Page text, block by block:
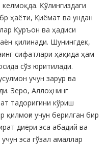
Қўлингиздаги
ҳаёти, Қиёмат ва ундан
Қуръон ва ҳадиси
қилинади. Шунингдек,
сифатлари ҳақида ҳам
сўз юритилади.
учун зарур ва
Зеро, Аллоҳнинг
тадоригини кўриш
қилмоғи учун берилган бир
диёри эса абадий ва
эса гўзал амаллар